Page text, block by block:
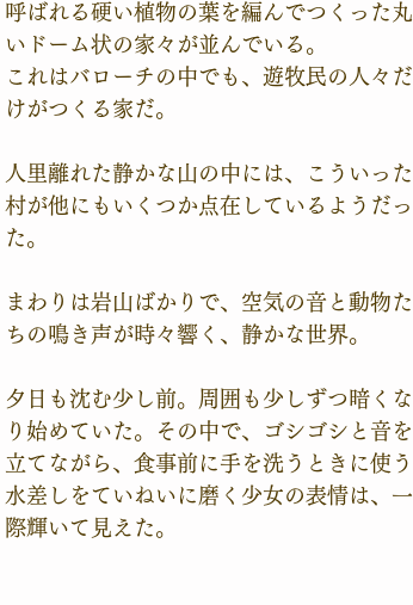
呼ばれる硬い植物の葉を編んでつくった丸
いドーム状の家々が並んでいる。
これはバローチの中でも、遊牧民の人々だ
けがつくる家だ。
人里離れた静かな山の中には、こういった
村が他にもいくつか点在しているようだっ
た。
まわりは岩山ばかりで、空気の音と動物た
ちの鳴き声が時々響く、静かな世界。
夕日も沈む少し前。周囲も少しずつ暗くな
り始めていた。その中で、ゴシゴシと音を
立てながら、食事前に手を洗うときに使う
水差しをていねいに磨く少女の表情は、一
際輝いて見えた。